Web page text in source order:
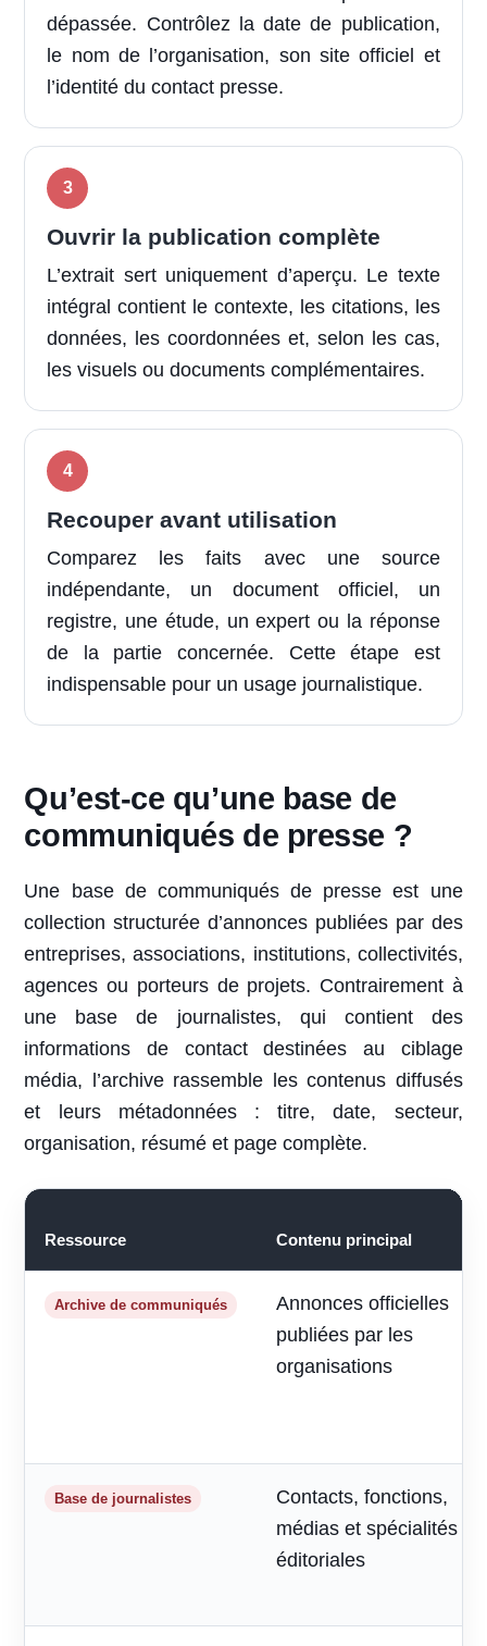
dépassée. Contrôlez la date de publication,
le nom de l’organisation, son site officiel et
l’identité du contact presse.
Ouvrir la publication complète
L’extrait sert uniquement d’aperçu. Le texte
intégral contient le contexte, les citations, les
données, les coordonnées et, selon les cas,
les visuels ou documents complémentaires.
Recouper avant utilisation
Comparez les faits avec une source
indépendante, un document officiel, un
registre, une étude, un expert ou la réponse
de la partie concernée. Cette étape est
indispensable pour un usage journalistique.
Qu’est-ce qu’une base de
communiqués de presse ?
Une base de communiqués de presse est une
collection structurée d’annonces publiées par des
entreprises, associations, institutions, collectivités,
agences ou porteurs de projets. Contrairement à
une base de journalistes, qui contient des
informations de contact destinées au ciblage
média, l’archive rassemble les contenus diffusés
et leurs métadonnées : titre, date, secteur,
organisation, résumé et page complète.
Ressource Contenu principal
Archive de communiqués
Annonces officielles
publiées par les
organisations
Base de journalistes
Contacts, fonctions,
médias et spécialités
éditoriales